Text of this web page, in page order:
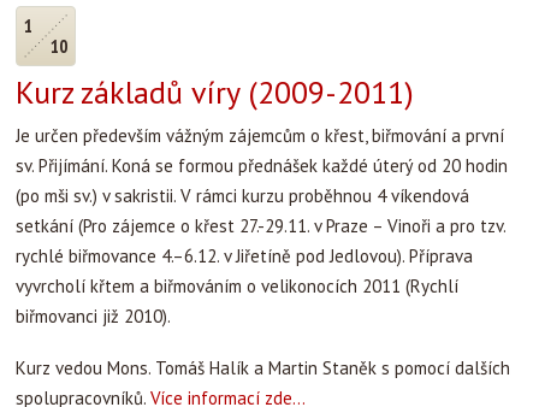
1
10
Kurz základů víry (2009-2011)
Je určen především vážným zájemcům o křest, biřmování a první
sv. Přijímání. Koná se formou přednášek každé úterý od 20 hodin
(po mši sv.) v sakristii. V rámci kurzu proběhnou 4 víkendová
setkání (Pro zájemce o křest 27.-29.11. v Praze – Vinoři a pro tzv.
rychlé biřmovance 4.–6.12. v Jiřetíně pod Jedlovou). Příprava
vyvrcholí křtem a biřmováním o velikonocích 2011 (Rychlí
biřmovanci již 2010).
Kurz vedou Mons. Tomáš Halík a Martin Staněk s pomocí dalších
spolupracovníků. Více informací zde...